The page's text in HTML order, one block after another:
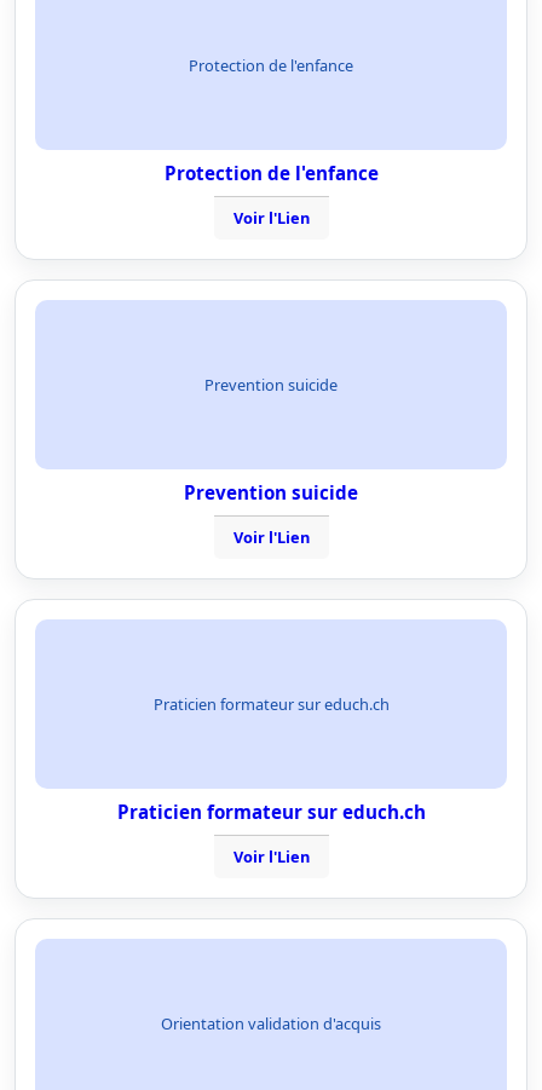
Protection de l'enfance
Protection de l'enfance
Voir l'Lien
Prevention suicide
Prevention suicide
Voir l'Lien
Praticien formateur sur educh.ch
Praticien formateur sur educh.ch
Voir l'Lien
Orientation validation d'acquis